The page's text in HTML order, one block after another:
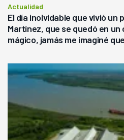
Actualidad
El día inolvidable que vivió un
Martínez, que se quedó en
mágico, jamás me imaginé